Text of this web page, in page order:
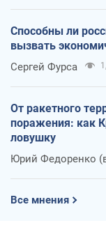
Способны ли
вызвать
Сергей Фурса
От ракетного
поражения: как
ловушку
Юрий Федоренко
Все мнения